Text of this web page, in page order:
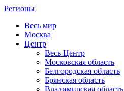
Регионы
Весь мир
Москва
Центр
Весь Центр
Московская область
Белгородская область
Брянская область
Владимирская область